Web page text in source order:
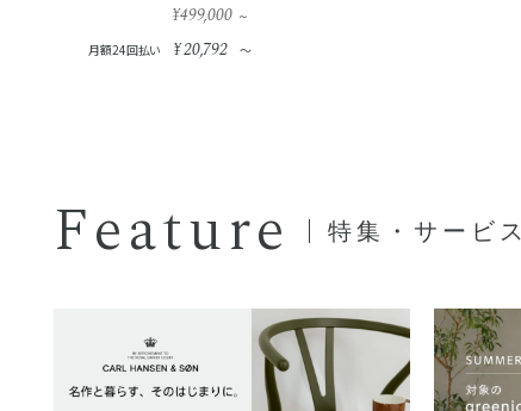
¥499,000～
月額24回払い ¥20,792 ～
Feature 特集・サービス